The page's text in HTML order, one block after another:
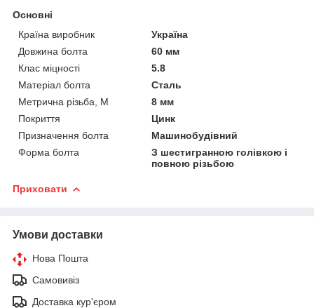
Основні
Країна виробник
Україна
Довжина болта
60 мм
Клас міцності
5.8
Матеріал болта
Сталь
Метрична різьба, М
8 мм
Покриття
Цинк
Призначення болта
Машинобудівний
Форма болта
З шестигранною голівкою і
повною різьбою
Приховати
Умови доставки
Нова Пошта
Самовивіз
Доставка кур'єром